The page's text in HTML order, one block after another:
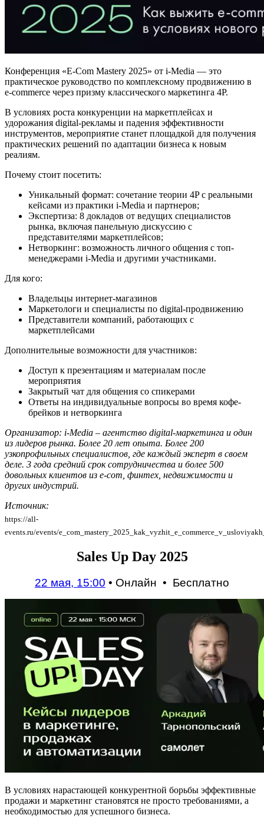
Конференция «E-Com Mastery 2025» от i-Media — это
практическое руководство по комплексному продвижению в
e-commerce через призму классического маркетинга 4P.
В условиях роста конкуренции на маркетплейсах и
удорожания digital-рекламы и падения эффективности
инструментов, мероприятие станет площадкой для получения
практических решений по адаптации бизнеса к новым
реалиям.
Почему стоит посетить:
Уникальный формат: сочетание теории 4P с реальными
кейсами из практики i-Media и партнеров;
Экспертиза: 8 докладов от ведущих специалистов
рынка, включая панельную дискуссию с
представителями маркетплейсов;
Нетворкинг: возможность личного общения с топ-
менеджерами i-Media и другими участниками.
Для кого:
Владельцы интернет-магазинов
Маркетологи и специалисты по digital-продвижению
Представители компаний, работающих с
маркетплейсами
Дополнительные возможности для участников:
Доступ к презентациям и материалам после
мероприятия
Закрытый чат для общения со спикерами
Ответы на индивидуальные вопросы во время кофе-
брейков и нетворкинга
Организатор: i-Media – агентство digital-маркетинга и один
из лидеров рынка. Более 20 лет опыта. Более 200
узкопрофильных специалистов, где каждый эксперт в своем
деле. 3 года средний срок сотрудничества и более 500
довольных клиентов из e-com, финтех, недвижимости и
других индустрий.
Источник:
https://all-
events.ru/events/
Sales Up Day 2025
22 мая, 15:00 • Онлайн • Бесплатно
В условиях нарастающей конкурентной борьбы эффективные
продажи и маркетинг становятся не просто требованиями, а
необходимостью для успешного бизнеса.